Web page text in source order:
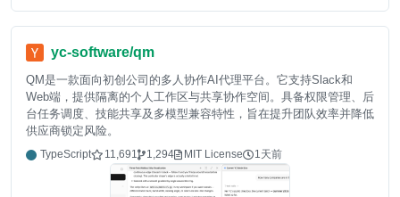
yc-software/qm
QM是一款面向初创公司的多人协作AI代理平台。它支持Slack和
Web端，提供隔离的个人工作区与共享协作空间。具备权限管理、后
台任务调度、技能共享及多模型兼容特性，旨在提升团队效率并降低
供应商锁定风险。
TypeScript 11,691 1,294 MIT License 1天前